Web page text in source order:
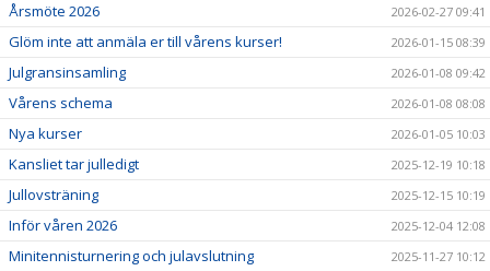
Årsmöte 2026 2026-02-27 09:41
Glöm inte att anmäla er till vårens kurser! 2026-01-15 08:39
Julgransinsamling 2026-01-08 09:42
Vårens schema 2026-01-08 08:08
Nya kurser 2026-01-05 10:03
Kansliet tar julledigt 2025-12-19 10:18
Jullovsträning 2025-12-15 10:19
Inför våren 2026 2025-12-04 12:08
Minitennisturnering och julavslutning 2025-11-27 10:12